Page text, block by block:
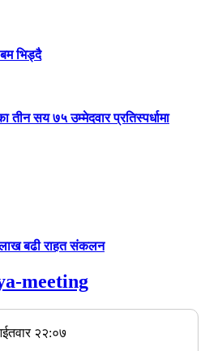
भिड्दै
तीन सय ७५ उम्मेदवार प्रतिस्पर्धामा
लाख बढी राहत संकलन
meeting
२२:०७